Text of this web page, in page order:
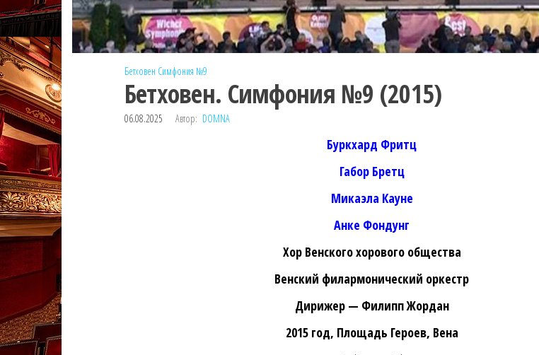
Бетховен Симфония №9
Бетховен. Симфония №9 (2015)
06.08.2025 Автор: DOMNA
Буркхард Фритц
Габор Бретц
Микаэла Кауне
Анке Фондунг
Хор Венского хорового общества
Венский филармонический оркестр
Дирижер — Филипп Жордан
2015 год, Площадь Героев, Вена